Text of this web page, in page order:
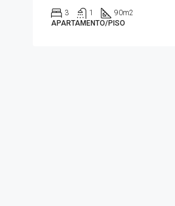
3 1 90m2
APARTAMENTO/PISO